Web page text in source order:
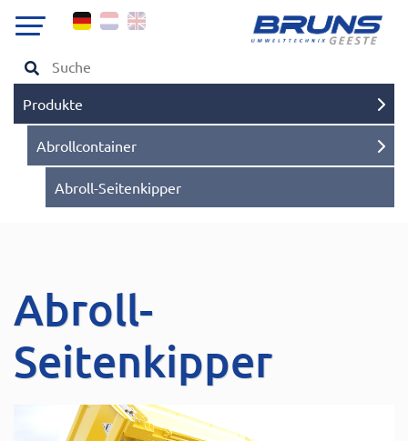
Produkte
Abrollcontainer
Abroll-Seitenkipper
Abroll-
Seitenkipper